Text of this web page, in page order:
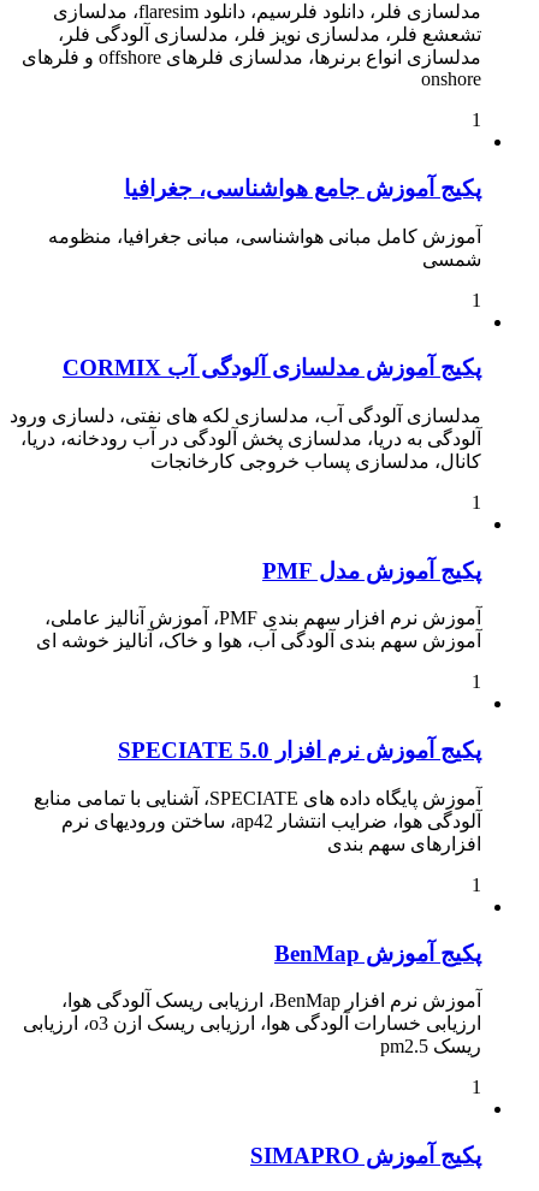
مدلسازی فلر، دانلود فلرسیم، دانلود flaresim، مدلسازی
تشعشع فلر، مدلسازی نویز فلر، مدلسازی آلودگی فلر،
مدلسازی انواع برنرها، مدلسازی فلرهای offshore و فلرهای
onshore
1
پکیج آموزش جامع هواشناسی، جغرافیا
آموزش کامل مبانی هواشناسی، مبانی جغرافیا، منظومه
شمسی
1
پکیج آموزش مدلسازی آلودگی آب CORMIX
مدلسازی آلودگی آب، مدلسازی لکه های نفتی، دلسازی ورود
آلودگی به دریا، مدلسازی پخش آلودگی در آب رودخانه، دریا،
کانال، مدلسازی پساب خروجی کارخانجات
1
پکیج آموزش مدل PMF
آموزش نرم افزار سهم بندی PMF، آموزش آنالیز عاملی،
آموزش سهم بندی آلودگی آب، هوا و خاک، آنالیز خوشه ای
1
پکیج آموزش نرم افزار SPECIATE 5.0
آموزش پایگاه داده های SPECIATE، آشنایی با تمامی منابع
آلودگی هوا، ضرایب انتشار ap42، ساختن ورودیهای نرم
افزارهای سهم بندی
1
پکیج آموزش BenMap
آموزش نرم افزار BenMap، ارزیابی ریسک آلودگی هوا،
ارزیابی خسارات آلودگی هوا، ارزیابی ریسک ازن o3، ارزیابی
ریسک pm2.5
1
پکیج آموزش SIMAPRO